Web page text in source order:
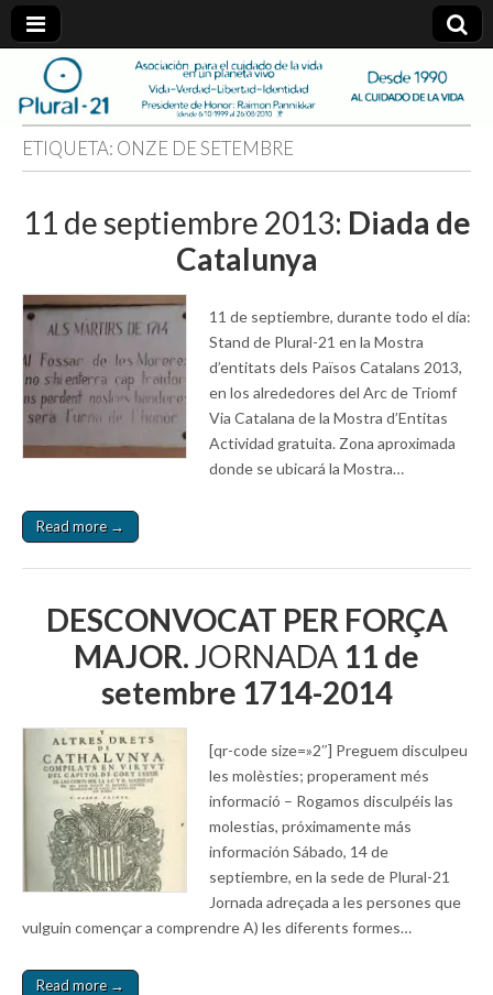
plural-
21.org
ETIQUETA: ONZE DE SETEMBRE
11 de septiembre 2013: Diada de
Catalunya
11 de septiembre, durante todo el día:
Stand de Plural-21 en la Mostra
d’entitats dels Països Catalans 2013,
en los alrededores del Arc de Triomf
Via Catalana de la Mostra d’Entitas
Actividad gratuita. Zona aproximada
donde se ubicará la Mostra…
Read more →
DESCONVOCAT PER FORÇA
MAJOR.JORNADA 11 de
setembre 1714-2014
[qr-code size=»2″] Preguem disculpeu
les molèsties; properament més
informació – Rogamos disculpéis las
molestias, próximamente más
información Sábado, 14 de
septiembre, en la sede de Plural-21
Jornada adreçada a les persones que
vulguin començar a comprendre A) les diferents formes…
Read more →